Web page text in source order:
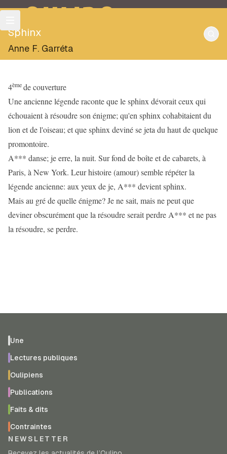
OULIPO
Sphinx
Anne F. Garréta
4èmede couverture
Une ancienne légende raconte que le sphinx dévorait ceux qui
échouaient à résoudre son énigme; qu'en sphinx cohabitaient du
lion et de l'oiseau; et que sphinx deviné se jeta du haut de quelque
promontoire.
A*** danse; je erre, la nuit. Sur fond de boîte et de cabarets, à
Paris, à New York. Leur histoire (amour) semble répéter la
légende ancienne: aux yeux de je, A*** devient sphinx.
Mais au gré de quelle énigme? Je ne sait, mais ne peut que
deviner obscurément que la résoudre serait perdre A*** et ne pas
la résoudre, se perdre.
Une
Lectures publiques
Oulipiens
Publications
Faits & dits
Contraintes
NEWSLETTER